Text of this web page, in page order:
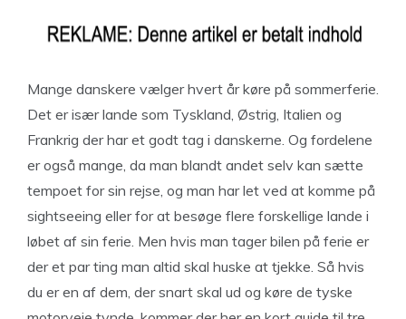
Mange danskere vælger hvert år køre på sommerferie.
Det er især lande som Tyskland, Østrig, Italien og
Frankrig der har et godt tag i danskerne. Og fordelene
er også mange, da man blandt andet selv kan sætte
tempoet for sin rejse, og man har let ved at komme på
sightseeing eller for at besøge flere forskellige lande i
løbet af sin ferie. Men hvis man tager bilen på ferie er
der et par ting man altid skal huske at tjekke. Så hvis
du er en af dem, der snart skal ud og køre de tyske